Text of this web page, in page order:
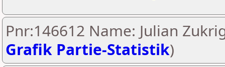
Pnr:146612 Name: Julian
Grafik Partie-Statistik)